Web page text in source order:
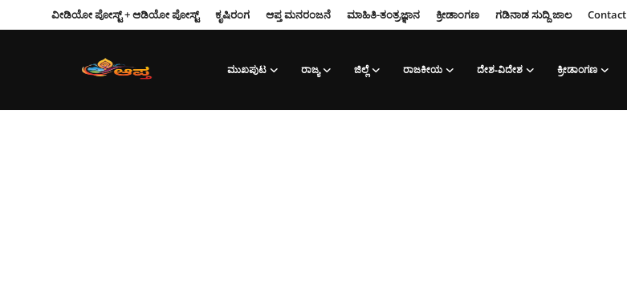
ವೀಡಿಯೋ ಪೋಸ್ಟ್ + ಆಡಿಯೋ ಪೋಸ್ಟ್ ಕೃಷಿರಂಗ ಆಪ್ತ‌ ಮನರಂಜನೆ ಮಾಹಿತಿ-ತಂತ್ರಜ್ಞಾನ ಕ್ರೀಡಾಂಗಣ ಗಡಿನಾಡ ಸುದ್ದಿ ಜಾಲ Contact
ಮುಖಪುಟ ರಾಜ್ಯ ಜಿಲ್ಲೆ ರಾಜಕೀಯ ದೇಶ-ವಿದೇಶ ಕ್ರೀಡಾಂಗಣ